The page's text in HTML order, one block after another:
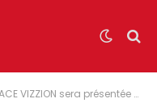
sera présentée au Los Angeles Auto Show